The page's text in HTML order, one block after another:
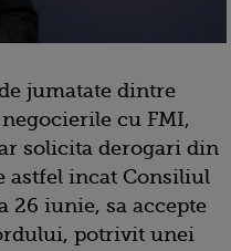
jumatate dintre
cu FMI,
solicita derogari din
astfel incat Consiliul
26 iunie, sa accepte
potrivit unei